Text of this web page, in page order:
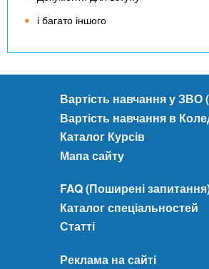
і багато іншого
Вартість навчання у ЗВО
Вартість навчання в
Каталог Курсів
Мапа сайту
FAQ (Поширені
Каталог спеціальностей
Статті
Реклама на сайті